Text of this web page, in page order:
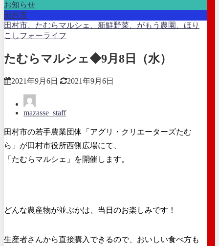
お知らせ
田村市
田村市、たむらマルシェ、新鮮野菜、がもう農園、ほり
こしフォーライフ
たむらマルシェ◆9月8日（水）
2021年9月6日 2021年9月6日
mazasse_staff
田村市の若手農業団体「アグリ・クリエーターズたむ
ら」が田村市役所西側広場にて、
「たむらマルシェ」を開催します。
どんな農産物が並ぶかは、当日のお楽しみです！
生産者さんから直接購入できるので、おいしい食べ方も